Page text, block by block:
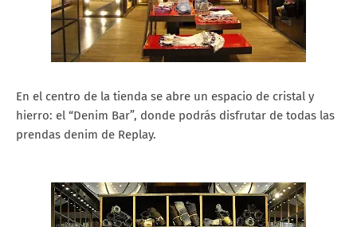
En el centro de la tienda se abre un espacio de cristal y
hierro: el “Denim Bar”, donde podrás disfrutar de todas las
prendas denim de Replay.